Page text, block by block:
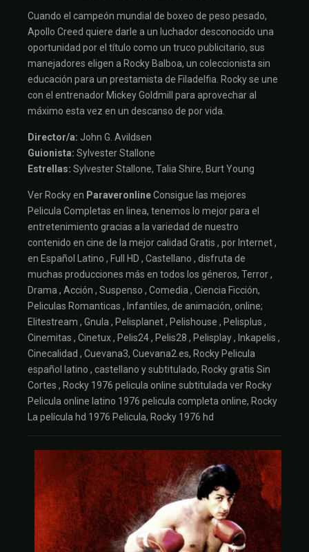
Cuando el campeón mundial de boxeo de peso pesado,
Apollo Creed quiere darle a un luchador desconocido una
oportunidad por el título como un truco publicitario, sus
manejadores eligen a Rocky Balboa, un coleccionista sin
educación para un prestamista de Filadelfia. Rocky se une
con el entrenador Mickey Goldmill para aprovechar al
máximo esta vez en un descanso de por vida.
Director/a: John G. Avildsen
Guionista: Sylvester Stallone
Estrellas: Sylvester Stallone, Talia Shire, Burt Young
Ver Rocky en ParaveronlineConsigue las mejores
Pelicula Completas en linea, tenemos lo mejor para el
entretenimiento gracias a la variedad de nuestro
contenido en cine de la mejor calidad Gratis , por Internet ,
en Español Latino , Full HD , Castellano , disfruta de
muchas producciones más en todos los géneros, Terror ,
Drama , Acción , Suspenso , Comedia , Ciencia Ficción,
Peliculas Romanticas , Infantiles, de animación, online;
Elitestream , Gnula , Pelisplanet , Pelishouse , Pelisplus ,
Cinemitas , Cinetux , Pelis24 , Pelis28 , Pelisplay , Inkapelis ,
Cinecalidad , Cuevana3, Cuevana2.es, Rocky Pelicula
español latino , castellano y subtitulado, Rocky gratis Sin
Cortes , Rocky 1976 pelicula online subtitulada ver Rocky
Pelicula online latino 1976 pelicula completa online, Rocky
La película hd 1976 Pelicula, Rocky 1976 hd